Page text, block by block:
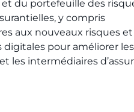
du portefeuille des
y compris
aux nouveaux risques et
digitales pour améliorer les
les intermédiaires